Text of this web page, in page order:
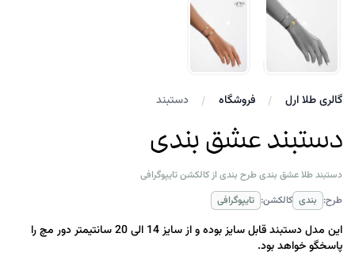
سایز کوچک سایز کوچک
دستبند فروشگاه گالری طلا ارل
دستبند عشق بندی
دستبند طلا عشق بندی طرح بندی از کالکشن تایپوگرافی
طرح: بندی کالکشن: تایپوگرافی
این مدل دستبند قابل سایز بوده و از سایز 14 الی 20 سانتیمتر دور مچ را
پاسخگو خواهد بود.